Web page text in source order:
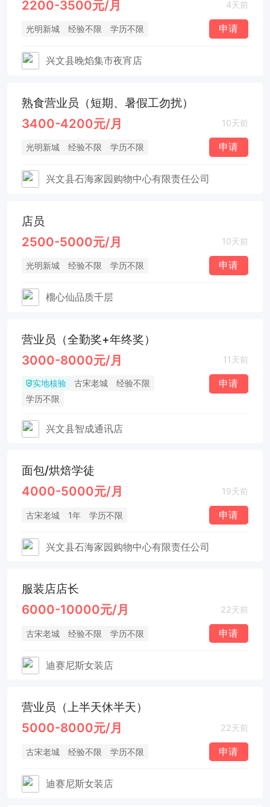
2200-3500元/月 4天前
光明新城 经验不限 学历不限 申请
兴文县晚焰集市夜宵店
熟食营业员（短期、暑假工勿扰）
3400-4200元/月 10天前
光明新城 经验不限 学历不限 申请
兴文县石海家园购物中心有限责任公司
店员
2500-5000元/月 10天前
光明新城 经验不限 学历不限 申请
榴心仙品质千层
营业员（全勤奖+年终奖）
3000-8000元/月 11天前
实地核验 古宋老城
经验不限
学历不限
申请
兴文县智成通讯店
面包/烘焙学徒
4000-5000元/月 19天前
古宋老城 1年 学历不限 申请
兴文县石海家园购物中心有限责任公司
服装店店长
6000-10000元/月 22天前
古宋老城 经验不限 学历不限 申请
迪赛尼斯女装店
营业员（上半天休半天）
5000-8000元/月 22天前
古宋老城 经验不限 学历不限 申请
迪赛尼斯女装店